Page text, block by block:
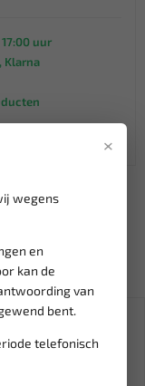
×
wegens
en
kan de
van
bent.
telefonisch
uur
Klarna